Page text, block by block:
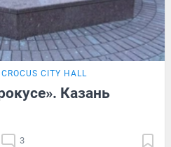
CITY HALL
Казань
3